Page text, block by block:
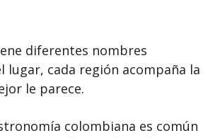
diferentes nombres
lugar, cada región acompaña la
le parece.
colombiana es común